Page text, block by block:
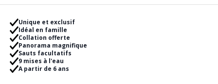
Unique et exclusif
Idéal en famille
Collation offerte
Panorama magnifique
Sauts facultatifs
9 mises à l'eau
A partir de 6 ans